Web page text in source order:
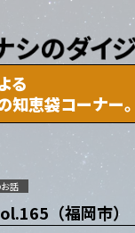
る
知恵袋コーナー。
話
（福岡市）